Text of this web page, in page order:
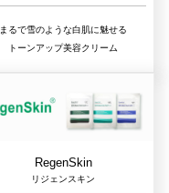
まるで雪のような白肌に魅せる
トーンアップ美容クリーム
RegenSkin
リジェンスキン